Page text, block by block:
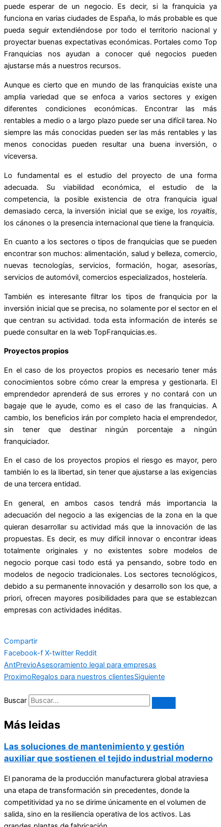
puede esperar de un negocio. Es decir, si la franquicia ya
funciona en varias ciudades de España, lo más probable es que
pueda seguir extendiéndose por todo el territorio nacional y
proyectar buenas expectativas económicas. Portales como Top
Franquicias nos ayudan a conocer qué negocios pueden
ajustarse más a nuestros recursos.
Aunque es cierto que en mundo de las franquicias existe una
amplia variedad que se enfoca a varios sectores y exigen
diferentes condiciones económicas. Encontrar las más
rentables a medio o a largo plazo puede ser una difícil tarea. No
siempre las más conocidas pueden ser las más rentables y las
menos conocidas pueden resultar una buena inversión, o
viceversa.
Lo fundamental es el estudio del proyecto de una forma
adecuada. Su viabilidad económica, el estudio de la
competencia, la posible existencia de otra franquicia igual
demasiado cerca, la inversión inicial que se exige, los royaltis,
los cánones o la presencia internacional que tiene la franquicia.
En cuanto a los sectores o tipos de franquicias que se pueden
encontrar son muchos: alimentación, salud y belleza, comercio,
nuevas tecnologías, servicios, formación, hogar, asesorías,
servicios de automóvil, comercios especializados, hostelería.
También es interesante filtrar los tipos de franquicia por la
inversión inicial que se precisa, no solamente por el sector en el
que centran su actividad. toda esta información de interés se
puede consultar en la web TopFranquicias.es.
Proyectos propios
En el caso de los proyectos propios es necesario tener más
conocimientos sobre cómo crear la empresa y gestionarla. El
emprendedor aprenderá de sus errores y no contará con un
bagaje que le ayude, como es el caso de las franquicias. A
cambio, los beneficios irán por completo hacia el emprendedor,
sin tener que destinar ningún porcentaje a ningún
franquiciador.
En el caso de los proyectos propios el riesgo es mayor, pero
también lo es la libertad, sin tener que ajustarse a las exigencias
de una tercera entidad.
En general, en ambos casos tendrá más importancia la
adecuación del negocio a las exigencias de la zona en la que
quieran desarrollar su actividad más que la innovación de las
propuestas. Es decir, es muy difícil innovar o encontrar ideas
totalmente originales y no existentes sobre modelos de
negocio porque casi todo está ya pensando, sobre todo en
modelos de negocio tradicionales. Los sectores tecnológicos,
debido a su permanente innovación y desarrollo son los que, a
priori, ofrecen mayores posibilidades para que se establezcan
empresas con actividades inéditas.
Compartir
Facebook-f X-twitter Reddit
AntPrevioAsesoramiento legal para empresas
ProximoRegalos para nuestros clientesSiguiente
Buscar
Más leidas
Las soluciones de mantenimiento y gestión
auxiliar que sostienen el tejido industrial moderno
El panorama de la producción manufacturera global atraviesa
una etapa de transformación sin precedentes, donde la
competitividad ya no se dirime únicamente en el volumen de
salida, sino en la resiliencia operativa de los activos. Las